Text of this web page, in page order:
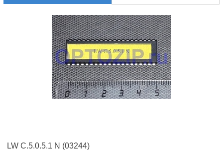
LW C.5.0.5.1 N (03244)